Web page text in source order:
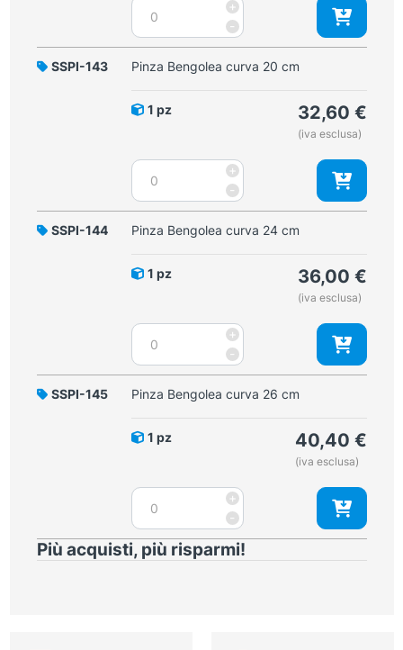
-
Pinza
Bengolea
retta
26
+
SSPI-143 Pinza Bengolea curva 20 cm
1 pz 32,60 €
(iva esclusa)
-
Pinza
Bengolea
curva
20
+
SSPI-144 Pinza Bengolea curva 24 cm
1 pz 36,00 €
(iva esclusa)
-
Pinza
Bengolea
curva
24
+
SSPI-145 Pinza Bengolea curva 26 cm
1 pz 40,40 €
(iva esclusa)
-
Pinza
Bengolea
curva
26
+
Più acquisti, più risparmi!